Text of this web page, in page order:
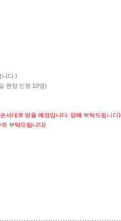
니다.)
현장 신청 10명)
서대로 받을 예정입니다. 양해 부탁드립니다)
부탁드립니다)